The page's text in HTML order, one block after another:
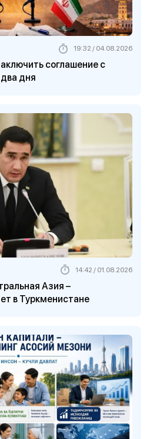
соглашение с
дня
19:32 / 04.08.2026
Азия –
в Туркменистане
14:42 / 01.08.2026